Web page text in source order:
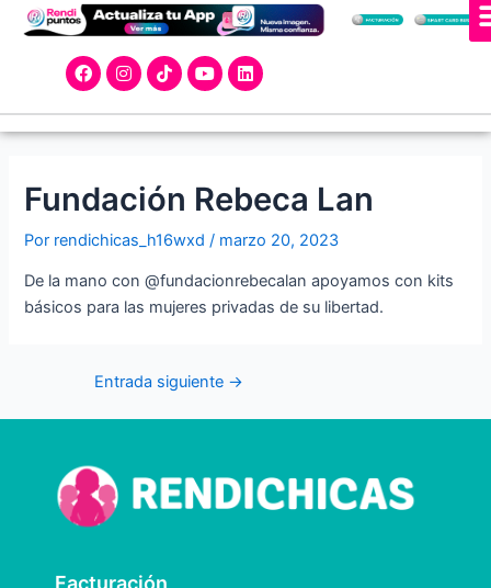
contenido F
a
c
e
b
I
n
s
t
a
m
T
i
k
t
o
Y
o
u
t
u
L
i
n
k
e
Fundación Rebeca Lan
Por rendichicas_h16wxd/ marzo 20, 2023
De la mano con @fundacionrebecalan apoyamos con kits
básicos para las mujeres privadas de su libertad.
Navegación
de
entradas
Entrada siguiente →
Facturación